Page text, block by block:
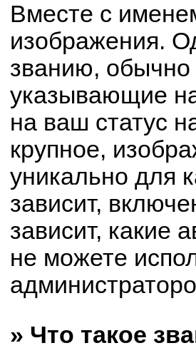
Вместе с
изображения.
званию, обычно
указывающие
на ваш статус
крупное,
уникально для
зависит,
зависит, какие
не можете
» Что такое